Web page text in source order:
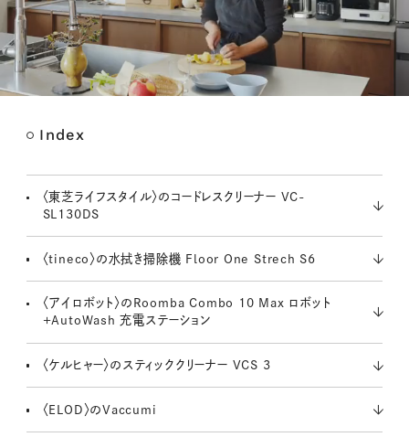
Index
〈東芝ライフスタイル〉のコードレスクリーナー VC-
SL130DS
〈tineco〉の水拭き掃除機 Floor One Strech S6
〈アイロボット〉のRoomba Combo 10 Max ロボット
+AutoWash 充電ステーション
〈ケルヒャー〉のスティッククリーナー VCS 3
〈ELOD〉のVaccumi